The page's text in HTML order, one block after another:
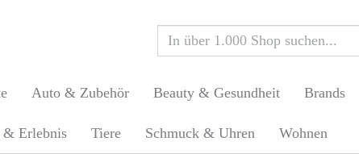
Auto & Zubehör Beauty & Gesundheit Brands
& Erlebnis Tiere Schmuck & Uhren Wohnen